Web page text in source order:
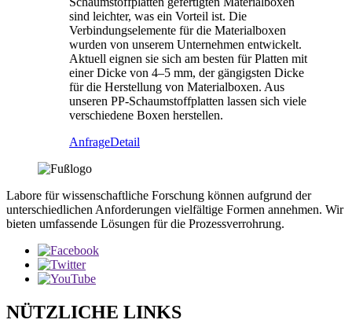
sind leichter, was ein Vorteil ist. Die
Verbindungselemente für die Materialboxen
wurden von unserem Unternehmen entwickelt.
Aktuell eignen sie sich am besten für Platten mit
einer Dicke von 4–5 mm, der gängigsten Dicke
für die Herstellung von Materialboxen. Aus
unseren PP-Schaumstoffplatten lassen sich viele
verschiedene Boxen herstellen.
AnfrageDetail
Labore für wissenschaftliche Forschung können aufgrund der
unterschiedlichen Anforderungen vielfältige Formen annehmen. Wir
bieten umfassende Lösungen für die Prozessverrohrung.
NÜTZLICHE LINKS